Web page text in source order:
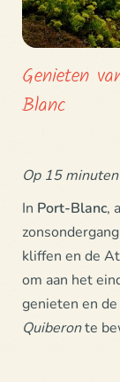
Genieten
Blanc
Op 15
In Port-Blanc,
kliffen en de
om aan het
genieten en
Quiberonte